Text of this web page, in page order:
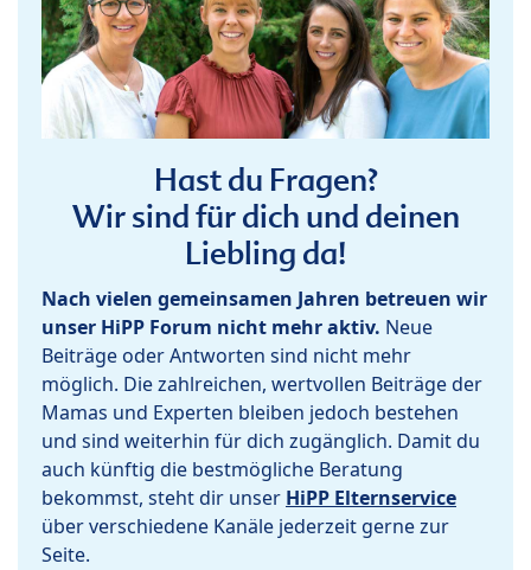
Hast du Fragen?
Wir sind für dich und deinen
Liebling da!
Nach vielen gemeinsamen Jahren betreuen wir
unser HiPP Forum nicht mehr aktiv. Neue
Beiträge oder Antworten sind nicht mehr
möglich. Die zahlreichen, wertvollen Beiträge der
Mamas und Experten bleiben jedoch bestehen
und sind weiterhin für dich zugänglich. Damit du
auch künftig die bestmögliche Beratung
bekommst, steht dir unser HiPP Elternservice
über verschiedene Kanäle jederzeit gerne zur
Seite.